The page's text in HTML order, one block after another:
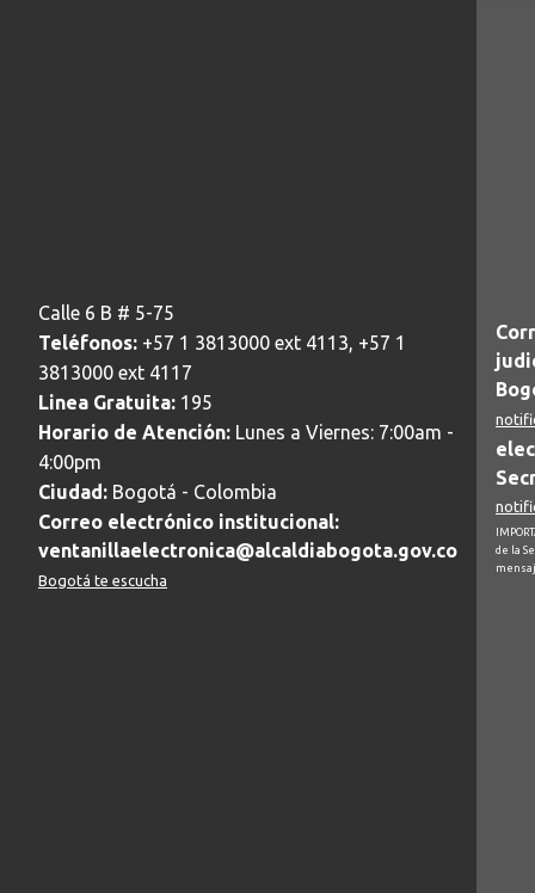
Calle 6 B # 5-75
Teléfonos: +57 1 3813000 ext 4113, +57 1
3813000 ext 4117
Linea Gratuita: 195
Horario de Atención: Lunes a Viernes: 7:00am -
4:00pm
Ciudad: Bogotá - Colombia
Correo electrónico institucional:
ventanillaelectronica@alcaldiabogota.gov.co
Bogotá te escucha
de la